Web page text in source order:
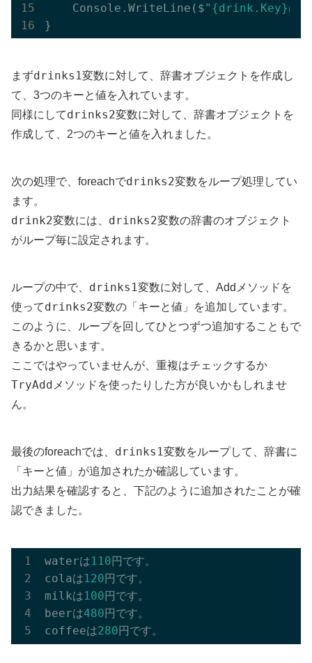
    Console.
WriteLine($"{drink.Key}は
まずdrinks1変数に対して、辞書オブジェクトを作成し
て、3つのキーと値を入れています。
同様にしてdrinks2変数に対して、辞書オブジェクトを
作成して、2つのキーと値を入れました。
次の処理で、foreachでdrinks2変数をループ処理してい
ます。
drink2変数には、 drinks2変数の辞書のオブジェクト
がループ毎に設定されます。
ループの中で、 drinks1変数に対して、Addメソッドを
使ってdrinks2変数の「キーと値」を追加しています。
このように、ループを回してひとつずつ追加することもで
きるかと思います。
ここではやっていませんが、重複はチェックするか
TryAdd メソッドを使ったりした方が良いかもしれませ
ん。
最後のforeachでは、 drinks1変数をループして、辞書に
「キーと値」が追加されたか確認しています。
出力結果を確認すると、下記のように追加されたことが確
認できました。
waterは110 円です。
colaは120 円です。
milkは100 円です。
beerは480 円です。
coffeeは280